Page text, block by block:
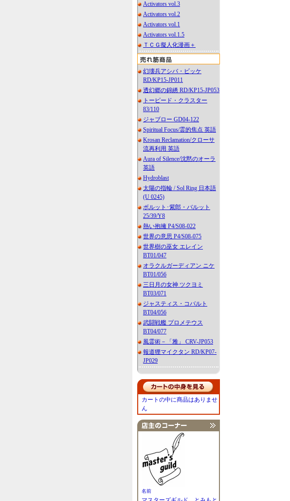
Activators vol.3
Activators vol.2
Activators vol.1
Activators vol.1.5
ＴＣＧ擬人化漫画＋
幻壊兵アシバ・ビッケ
RD/KP15-JP011
透幻郷の錦綉 RD/KP15-JP053
トーピード・クラスター
83/110
ジャブロー GD04-122
Spiritual Focus/霊的焦点 英語
Krosan Reclamation/クローサ
流再利用 英語
Aura of Silence/沈黙のオーラ
英語
Hydroblast
太陽の指輪 / Sol Ring 日本語
(U 0245)
ボルット･紫郎・バルット
25/39/Y8
熱い抱擁 P4/S08-022
世界の意思 P4/S08-075
世界樹の巫女 エレイン
BT01/047
オラクルガーディアン ニケ
BT01/056
三日月の女神 ツクヨミ
BT03/071
ジャスティス・コバルト
BT04/056
武闘戦艦 プロメテウス
BT04/077
風霊術－「雅」 CRV-JP053
報道狸マイクタン RD/KP07-
JP029
カートの中に商品はありませ
ん
名前